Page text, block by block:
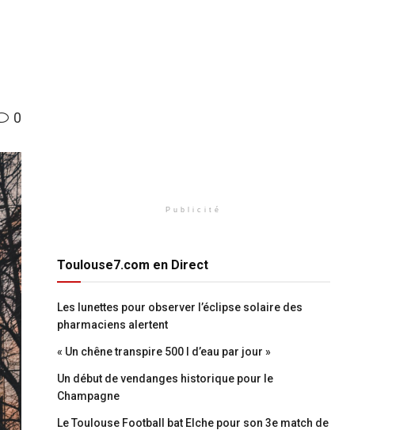
0
Publicité
Toulouse7.com en Direct
Les lunettes pour observer l’éclipse solaire des
pharmaciens alertent
« Un chêne transpire 500 l d’eau par jour »
Un début de vendanges historique pour le
Champagne
Le Toulouse Football bat Elche pour son 3e match de